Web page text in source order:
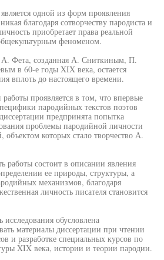
одной из форм проявления
благодаря сотворчеству пародиста и
приобретает права реальной
феноменом.
А. Фета, созданная А. Сниткиным, П.
в 60-е годы XIX века, остается
вплоть до настоящего времени.
проявляется в том, что впервые
пародийных текстов поэтов
предпринята попытка
проблемы пародийной личности
которых стало творчество А.
работы состоит в описании явления
ее природы, структуры, а
механизмов, благодаря
личность писателя становится
исследования обусловлена
материалы диссертации при чтении
и разработке специальных курсов по
XIX века, истории и теории пародии.